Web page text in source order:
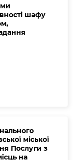
шафу
міської
Послуги з
на